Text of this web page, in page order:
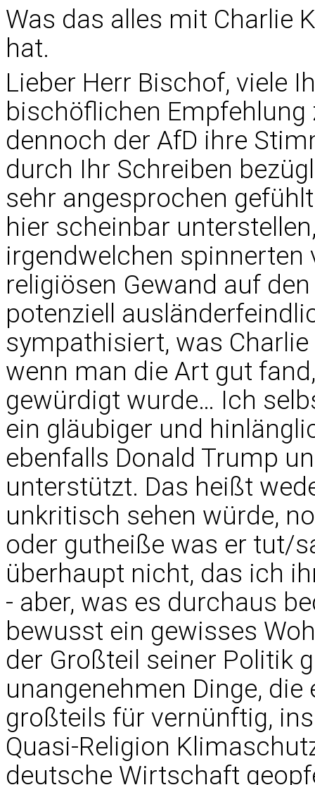
Was das alles mit Charlie
hat.
Lieber Herr Bischof, viele
bischöflichen
dennoch der AfD ihre
durch Ihr Schreiben
sehr angesprochen
hier scheinbar
irgendwelchen
religiösen Gewand auf
potenziell
sympathisiert, was Charlie
wenn man die Art gut
gewürdigt wurde… Ich
ein gläubiger und
ebenfalls Donald Trump
unterstützt. Das heißt
unkritisch sehen würde,
oder gutheiße was er tut/
überhaupt nicht, das ich
- aber, was es durchaus
bewusst ein gewisses
der Großteil seiner Politik
unangenehmen Dinge,
großteils für vernünftig,
Quasi-Religion
deutsche Wirtschaft